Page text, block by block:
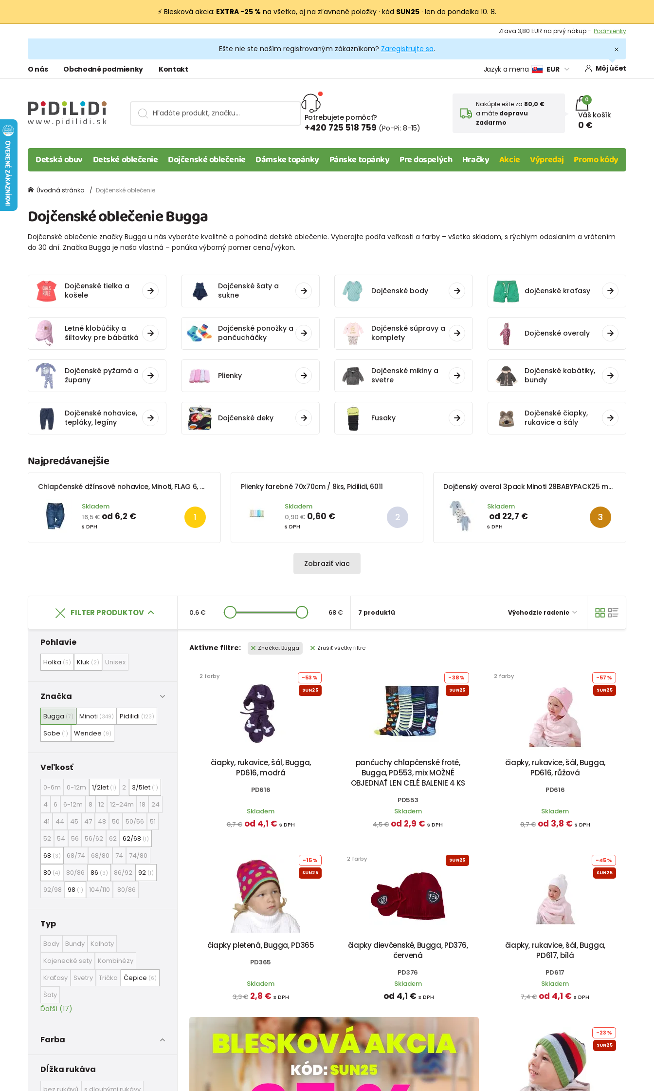
⚡ Blesková akcia: EXTRA −25 % na všetko, aj na zľavnené položky · kód SUN25 · len do pondelka 10. 8.
Výmena a vrátenie tovaru - Zobraziť
Podmienky
Ešte nie ste naším registrovaným zákazníkom? Zaregistrujte sa.
O nás Obchodné podmienky Kontakt Jazyk a mena EUR Môj účet
Potrebujete pomôcť?
+420 725 518 759 (Po-Pi: 8-15)
Nakúpte ešte za 80,0 €
a máte dopravu
zadarmo
0
Váš košík
0 €
Detská obuv Detské oblečenie Dojčenské oblečenie Dámske topánky Pánske topánky Pre dospelých Hračky Akcie Výpredaj Promo kódy
Úvodná stránka Dojčenské oblečenie
Dojčenské oblečenie Bugga
Dojčenské oblečenie značky Bugga u nás vyberáte kvalitné a pohodlné detské oblečenie. Vyberajte podľa veľkosti a farby – všetko skladom, s rýchlym odoslaním a vrátením
do 30 dní. Značka Bugga je naša vlastná – ponúka výborný pomer cena/výkon.
Dojčenské tielka a
košele
Dojčenské šaty a
sukne
Dojčenské body dojčenské kraťasy
Letné klobúčiky a
šiltovky pre bábätká
Dojčenské ponožky a
pančucháčky
Dojčenské súpravy a
komplety
Dojčenské overaly
Dojčenské pyžamá a
župany
Plienky
Dojčenské mikiny a
svetre
Dojčenské kabátiky,
bundy
Dojčenské nohavice,
tepláky, legíny
Dojčenské deky Fusaky
Dojčenské čiapky,
rukavice a šály
Najpredávanejšie
Chlapčenské džínsové nohavice, Minoti, FLAG 6, modré
Skladem
16,5 € od 6,2 €
s DPH
Plienky farebné 70x70cm / 8ks, Pidilidi, 6011
Skladem
0,90 € 0,60 €
s DPH
Dojčenský overal 3pack Minoti 28BABYPACK25 modrý
Skladem
od 22,7 €
s DPH
Zobraziť viac
FILTER PRODUKTOV 7 produktů Východzie radenie
Pohlavie
Holka (5) Kluk (2) Unisex
Značka
Bugga (7) Minoti (349) Pidilidi (123)
Sobe (1) Wendee (9)
Veľkosť
0-6m 0-12m 1/2let (1) 2 3/5let (1)
4 6 6-12m 8 12 12-24m 18
24
41
44 45 47 48 50 50/56
51
52
54 56 56/62 62 62/68 (1)
68 (3) 68/74 68/80 74
74/80
80 (4) 80/86 86 (3) 86/92 92 (1)
92/98 98 (1) 104/110 80/86
Typ
Body Bundy
Kalhoty
Kojenecké sety
Kombinézy
Kraťasy
Svetry Trička Čepice (6)
Šaty
Ďaľší (17)
Farba
Dĺžka rukáva
0.6 € 68 €
Aktívne filtre: Značka: Bugga Zrušiť všetky filtre
2 farby -53%
SUN25
čiapky, rukavice, šál, Bugga,
PD616, modrá
PD616
Skladem
8,7 € od 4,1 € s DPH
-38%
SUN25
pančuchy chlapčenské froté,
Bugga, PD553, mix MOŽNÉ
OBJEDNAŤ LEN CELÉ BALENIE 4 KS
PD553
Skladem
4,5 € od 2,9 € s DPH
2 farby -57%
SUN25
čiapky, rukavice, šál, Bugga,
PD616, růžová
PD616
Skladem
8,7 € od 3,8 € s DPH
-15%
SUN25
čiapky pletená, Bugga, PD365
PD365
Skladem
3,3 € 2,8 € s DPH
2 farby SUN25
čiapky dievčenské, Bugga, PD376,
červená
PD376
Skladem
od 4,1 € s DPH
-45%
SUN25
čiapky, rukavice, šál, Bugga,
PD617, bílá
PD617
Skladem
7,4 € od 4,1 € s DPH
-23%
SUN25